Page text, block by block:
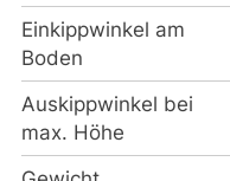
Einkippwinkel am
Boden
Auskippwinkel bei
max. Höhe